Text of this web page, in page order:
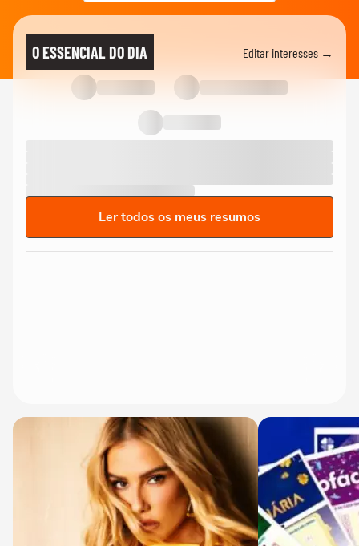
De olho na Presidência, Zema anuncia
mudança de BH para São Paulo:...
Pesquisa BTG-Nexus: Lula tem 41% e
Flávio Bolsonaro, 37%, no 1º turno
O ESSENCIAL DO DIA Editar interesses →
Ler todos os meus resumos